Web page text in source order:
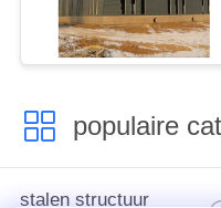
populaire
stalen structuur